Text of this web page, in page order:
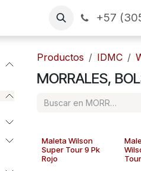
CONTÁCTENOS +57
Productos IDMC
MORRALES,
Maleta Wilson
Super Tour 9 Pk
Rojo